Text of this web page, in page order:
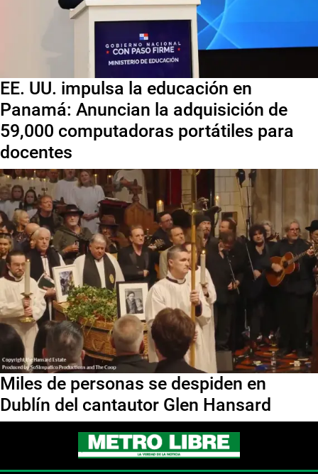
EE. UU. impulsa la educación en
Panamá: Anuncian la adquisición de
59,000 computadoras portátiles para
docentes
Miles de personas se despiden en
Dublín del cantautor Glen Hansard